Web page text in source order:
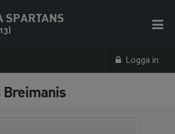
Logga in
SPARTANS
Breimanis